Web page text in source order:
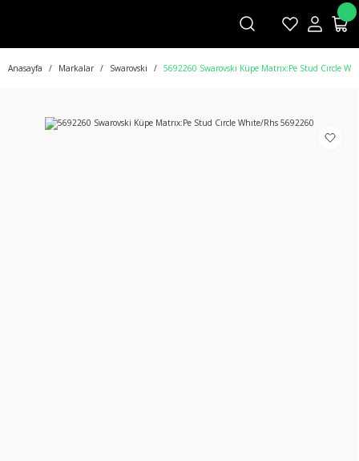
Anasayfa Markalar Swarovski 5692260 Swarovski Küpe Matrıx:Pe Stud Cırcle